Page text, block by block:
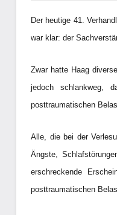
Der heutige 41.
war klar: der
Zwar hatte Haag
jedoch schlankweg,
posttraumatischen
Alle, die bei der
Ängste,
erschreckende
posttraumatischen